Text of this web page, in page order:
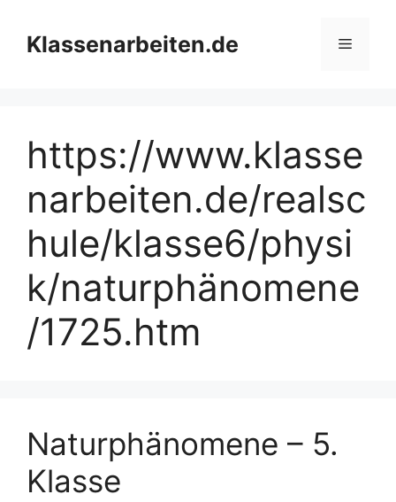
Inhalt
springenKlassenarbeiten.de Menü
https://www.klasse
narbeiten.de/realsc
hule/klasse6/physi
k/naturphänomene
/1725.htm
Naturphänomene – 5.
Klasse